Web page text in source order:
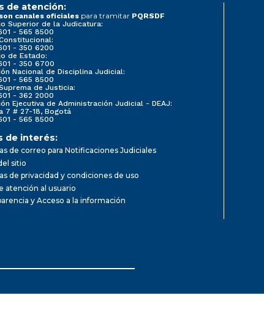
de atención:
canales oficiales para tramitar PQRSDF
Superior de la Judicatura:
- 565 8500
- 350 6200
de Estado:
- 350 6700
Nacional de Disciplina Judicial:
- 565 8500
de Justicia:
- 362 2000
Ejecutiva de Administración Judicial - DEAJ:
7 # 27-18, Bogotá
- 565 8500
de interés:
de correo para Notificaciones Judiciales
sitio
de privacidad y condiciones de uso
atención al usuario
y Acceso a la información